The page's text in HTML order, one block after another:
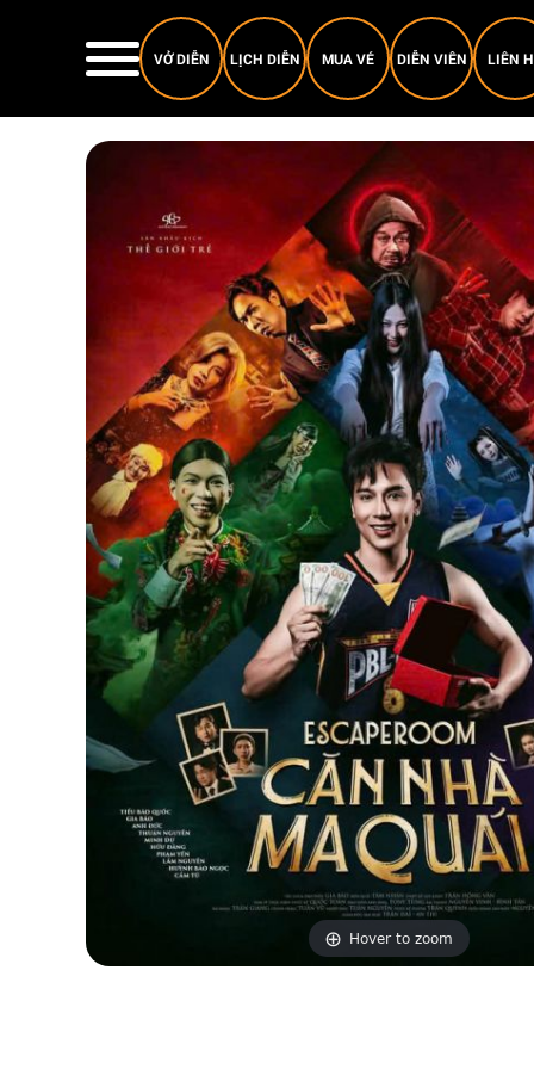
VỞ DIỄN LỊCH DIỄN MUA VÉ DIỄN VIÊN LIÊN
Hover to zoom